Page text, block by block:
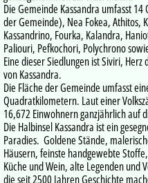
Die Gemeinde Kassandra umfasst
der Gemeinde), Nea Fokea, Athitos,
Kassandrino, Fourka, Kalandra,
Paliouri, Pefkochori, Polychrono
Eine dieser Siedlungen ist Siviri,
von Kassandra.
Die Fläche der Gemeinde umfasst
Quadratkilometern. Laut einer
16,672 Einwohnern ganzjährlich auf
Die Halbinsel Kassandra ist ein
Paradies. Goldene Stände,
Häusern, feinste handgewebte
Küche und Wein, alte Legenden und
die seit 2500 Jahren Geschichte